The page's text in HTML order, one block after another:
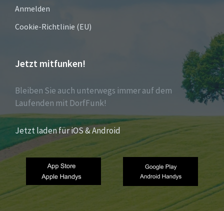
Anmelden
Cookie-Richtlinie (EU)
Jetzt mitfunken!
Bleiben Sie auch unterwegs immer auf dem
Laufenden mit DorfFunk!
Jetzt laden für iOS & Android